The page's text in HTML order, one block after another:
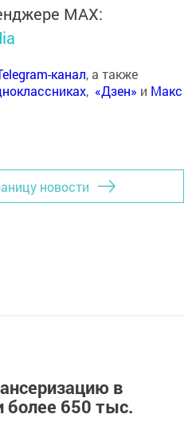
MАХ:
канал, а также
, «Дзен» и Макс
новости
в
более 650 тыс.